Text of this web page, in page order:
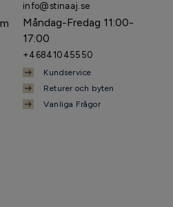
info@stinaaj.se
Måndag-Fredag 11:00-
17:00
+46841045550
Kundservice
Returer och byten
Vanliga Frågor